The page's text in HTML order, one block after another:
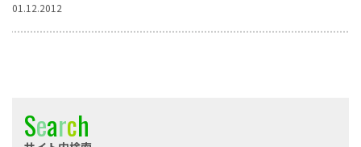
01.12.2012
Search